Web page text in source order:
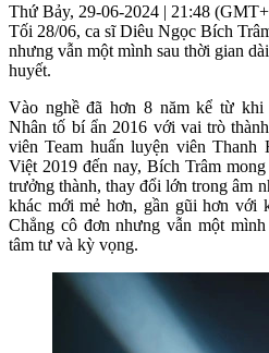
Thứ Bảy, 29-06-2024 | 21:48
Tối 28/06, ca sĩ Diêu Ngọc Bích
nhưng vẫn một mình sau thời gian
huyết.
Vào nghề đã hơn 8 năm kể từ
Nhân tố bí ẩn 2016 với vai trò
viên Team huấn luyện viên
Việt 2019 đến nay, Bích Trâm
trưởng thành, thay đổi lớn trong âm
khác mới mẻ hơn, gần gũi hơn
Chẳng cô đơn nhưng vẫn một
tâm tư và kỳ vọng.